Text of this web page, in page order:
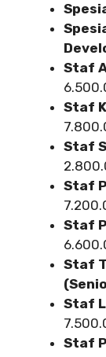
Staf
Staf
Staf
Staf
Staf
Staf
Staf
Staf